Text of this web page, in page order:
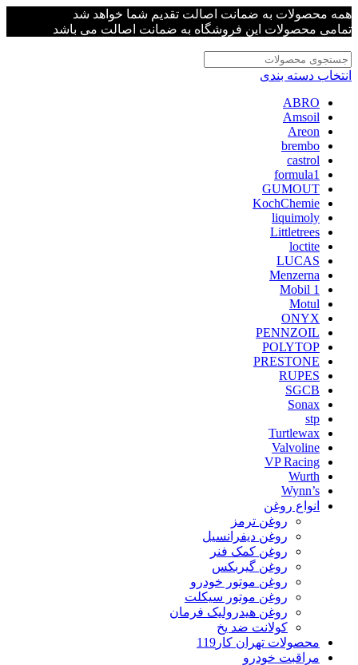
همه محصولات به ضمانت اصالت تقدیم شما خواهد شد
تمامی محصولات این فروشگاه به ضمانت اصالت می باشد
انتخاب دسته بندی
ABRO
Amsoil
Areon
brembo
castrol
formula1
GUMOUT
KochChemie
liquimoly
Littletrees
loctite
LUCAS
Menzerna
Mobil 1
Motul
ONYX
PENNZOIL
POLYTOP
PRESTONE
RUPES
SGCB
Sonax
stp
Turtlewax
Valvoline
VP Racing
Wurth
Wynn’s
انواع روغن
روغن ترمز
روغن دیفرانسیل
روغن کمک فنر
روغن گیربکس
روغن موتور خودرو
روغن موتور سیکلت
روغن هیدرولیک فرمان
کولانت ضد یخ
محصولات تهران کار119
مراقبت خودرو